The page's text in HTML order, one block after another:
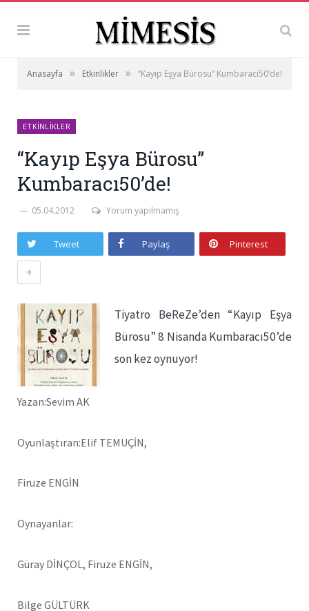
Anasayfa » Etkinlikler » “Kayıp Eşya Bürosu” Kumbaracı50’de!
ETKINLIKLER
“Kayıp Eşya Bürosu”
Kumbaracı50’de!
05.04.2012 Yorum yapılmamış
Tweet Paylaş Pinterest
+
Tiyatro BeReZe’den “Kayıp Eşya
Bürosu” 8 Nisanda Kumbaracı50’de
son kez oynuyor!
Yazan:Sevim AK
Oyunlaştıran:Elif TEMUÇİN,
Firuze ENGİN
Oynayanlar:
Güray DİNÇOL, Firuze ENGİN,
Bilge GÜLTÜRK